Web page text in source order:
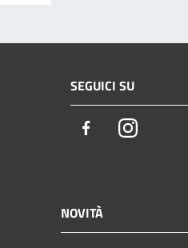
SEGUICI SU
FacebookInstagram
NOVITÀ